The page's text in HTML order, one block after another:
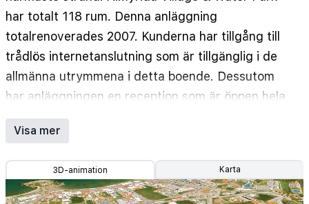
har totalt 118 rum. Denna anläggning
totalrenoverades 2007. Kunderna har tillgång till
trådlös internetanslutning som är tillgänglig i de
allmänna utrymmena i detta boende. Dessutom
har anläggningen en reception som är öppen hela
dagen. Denna anläggnings gemensamma
utrymmen är handikappanpassade. Alla gäster
med bil kan parkera på någon av dess
parkeringsplatser. Det finns en flygplatstransfer
Visa mer
3D-animation Karta